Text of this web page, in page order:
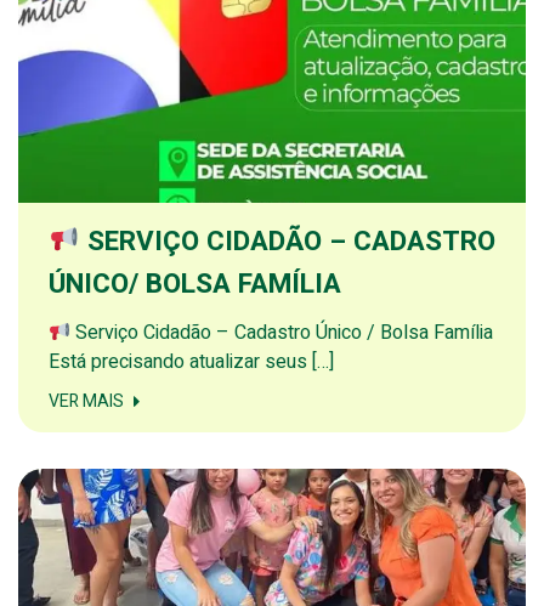
SERVIÇO CIDADÃO – CADASTRO
ÚNICO/ BOLSA FAMÍLIA
Serviço Cidadão – Cadastro Único / Bolsa Família
Está precisando atualizar seus […]
VER MAIS